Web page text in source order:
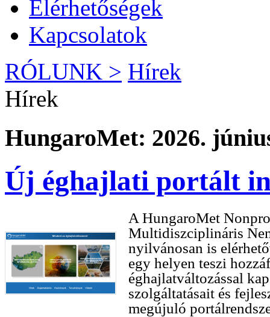
Elérhetőségek
Kapcsolatok
RÓLUNK > Hírek
Hírek
HungaroMet: 2026.
Új éghajlati portált
A HungaroMet
Multidiszciplináris
nyilvánosan is
egy helyen teszi
éghajlatváltozással
szolgáltatásait és
megújuló